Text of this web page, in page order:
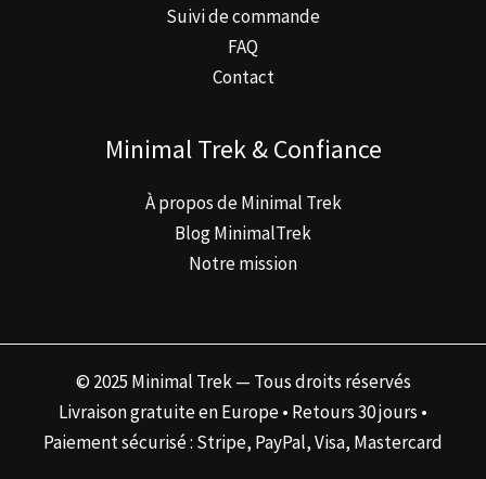
Suivi de commande
FAQ
Contact
Minimal Trek & Confiance
À propos de Minimal Trek
Blog MinimalTrek
Notre mission
© 2025 Minimal Trek — Tous droits réservés
Livraison gratuite en Europe • Retours 30 jours •
Paiement sécurisé : Stripe, PayPal, Visa, Mastercard